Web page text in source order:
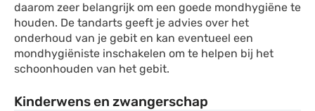
daarom zeer belangrijk om een goede mondhygiëne te
houden. De tandarts geeft je advies over het
onderhoud van je gebit en kan eventueel een
mondhygiëniste inschakelen om te helpen bij het
schoonhouden van het gebit.
Kinderwens en zwangerschap